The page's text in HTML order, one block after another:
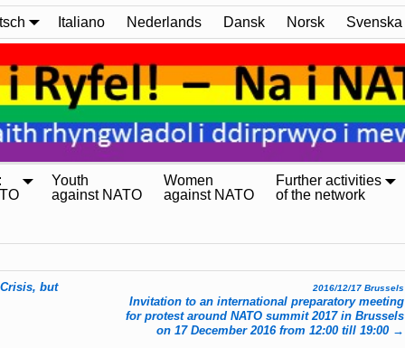
Italiano Nederlands Dansk Norsk Svenska
Youth
against NATO
Women
against NATO
Further activities
of the network
but
2016/12/17 Brussels
Invitation to an international preparatory meeting
for protest around NATO summit 2017 in Brussels
on 17 December 2016 from 12:00 till 19:00 →